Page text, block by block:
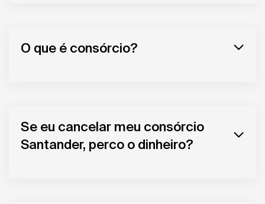
O que é consórcio?
Se eu cancelar meu consórcio
Santander, perco o dinheiro?